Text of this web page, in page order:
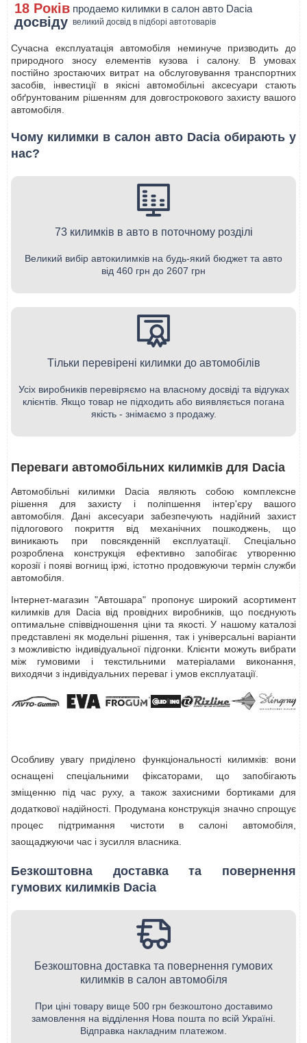
18 Років продаемо килимки в салон авто Dacia
досвіду великий досвід в підборі автотоварів
Сучасна експлуатація автомобіля неминуче призводить до
природного зносу елементів кузова і салону. В умовах
постійно зростаючих витрат на обслуговування транспортних
засобів, інвестиції в якісні автомобільні аксесуари стають
обґрунтованим рішенням для довгострокового захисту вашого
автомобіля.
Чому килимки в салон авто Dacia обирають у
нас?
73 килимків в авто в поточному розділі
Великий вибір автокилимків на будь-який бюджет та авто
від 460 грн до 2607 грн
Тільки перевірені килимки до автомобілів
Усіх виробників перевіряємо на власному досвіді та відгуках
клієнтів. Якщо товар не підходить або виявляється погана
якість - знімаємо з продажу.
Переваги автомобільних килимків для Dacia
Автомобільні килимки Dacia являють собою комплексне
рішення для захисту і поліпшення інтер'єру вашого
автомобіля. Дані аксесуари забезпечують надійний захист
підлогового покриття від механічних пошкоджень, що
виникають при повсякденній експлуатації. Спеціально
розроблена конструкція ефективно запобігає утворенню
корозії і появі вогнищ іржі, істотно продовжуючи термін служби
автомобіля.
Інтернет-магазин "Автошара" пропонує широкий асортимент
килимків для Dacia від провідних виробників, що поєднують
оптимальне співвідношення ціни та якості. У нашому каталозі
представлені як модельні рішення, так і універсальні варіанти
з можливістю індивідуальної підгонки. Клієнти можуть вибрати
між гумовими і текстильними матеріалами виконання,
виходячи з індивідуальних переваг і умов експлуатації.
Особливу увагу приділено функціональності килимків: вони
оснащені спеціальними фіксаторами, що запобігають
зміщенню під час руху, а також захисними бортиками для
додаткової надійності. Продумана конструкція значно спрощує
процес підтримання чистоти в салоні автомобіля,
заощаджуючи час і зусилля власника.
Безкоштовна доставка та повернення
гумових килимків Dacia
Безкоштовна доставка та повернення гумових
килимків в салон автомобіля
При ціні товару вище 500 грн безкоштоно доставимо
замовлення на відділення Нова пошта по всій Україні.
Відправка накладним платежом.